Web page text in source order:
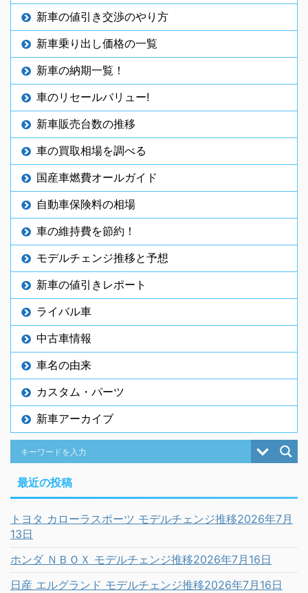
新車の値引き交渉のやり方
新車乗り出し価格の一覧
新車の納期一覧！
車のリセールバリュー!
新車販売台数の推移
車の買取相場を調べる
国産車燃費オールガイド
自動車保険料の相場
車の維持費を節約！
モデルチェンジ推移と予想
新車の値引きレポート
ライバル車
中古車情報
車名の由来
カスタム・パーツ
新車アーカイブ
最近の投稿
トヨタ カローラスポーツ モデルチェンジ推移2026年7月
13日
ホンダ ＮＢＯＸ モデルチェンジ推移2026年7月16日
日産 エルグランド モデルチェンジ推移2026年7月16日